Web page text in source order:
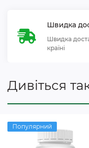
Швидка
Швидка
країні
Дивіться
Популярний